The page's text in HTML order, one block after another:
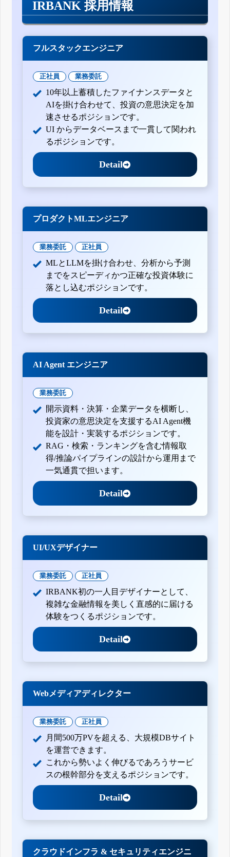
IRBANK 採用情報
フルスタックエンジニア
正社員 業務委託
10年以上蓄積したファイナンスデータと
AIを掛け合わせて、投資の意思決定を加
速させるポジションです。
UI からデータベースまで一貫して関われ
るポジションです。
Detail
プロダクトMLエンジニア
業務委託 正社員
MLとLLMを掛け合わせ、分析から予測
までをスピーディかつ正確な投資体験に
落とし込むポジションです。
Detail
AI Agent エンジニア
業務委託
開示資料・決算・企業データを横断し、
投資家の意思決定を支援するAI Agent機
能を設計・実装するポジションです。
RAG・検索・ランキングを含む情報取
得/推論パイプラインの設計から運用まで
一気通貫で担います。
Detail
UI/UXデザイナー
業務委託 正社員
IRBANK初の一人目デザイナーとして、
複雑な金融情報を美しく直感的に届ける
体験をつくるポジションです。
Detail
Webメディアディレクター
業務委託 正社員
月間500万PVを超える、大規模DBサイト
を運営できます。
これから勢いよく伸びるであろうサービ
スの根幹部分を支えるポジションです。
Detail
クラウドインフラ & セキュリティエンジニ